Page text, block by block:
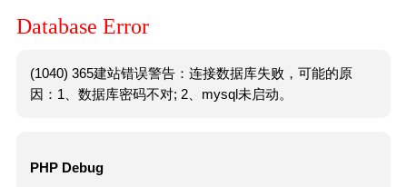
Database Error
(1040) 365建站错误警告：连接数据库失败，可能的原
因：1、数据库密码不对; 2、mysql未启动。
PHP Debug